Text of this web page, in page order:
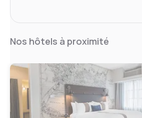
Nos hôtels à proximité